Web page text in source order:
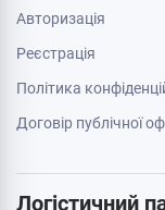
Авторизація
Реєстрація
Політика
Договір публічної
Логістичний